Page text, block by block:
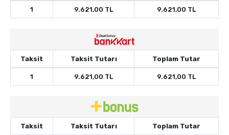
1 9.621,00 TL 9.621,00 TL
Taksit Taksit Tutarı Toplam Tutar
1 9.621,00 TL 9.621,00 TL
Taksit Taksit Tutarı Toplam Tutar